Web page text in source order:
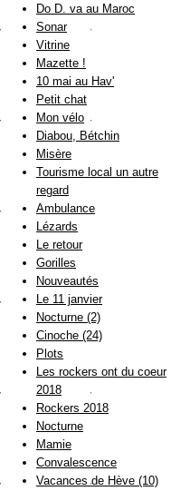
Do D. va au Maroc
Sonar
Vitrine
Mazette !
10 mai au Hav'
Petit chat
Mon vélo
Diabou, Bétchin
Misère
Tourisme local un autre
regard
Ambulance
Lézards
Le retour
Gorilles
Nouveautés
Le 11 janvier
Nocturne (2)
Cinoche (24)
Plots
Les rockers ont du coeur
2018
Rockers 2018
Nocturne
Mamie
Convalescence
Vacances de Hève (10)